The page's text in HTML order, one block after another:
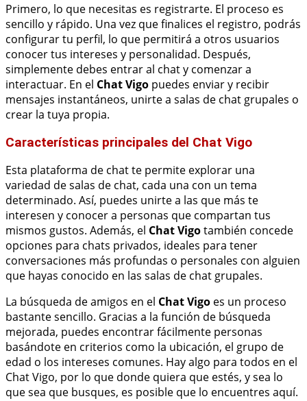
Primero, lo que necesitas es registrarte. El proceso es
sencillo y rápido. Una vez que finalices el registro, podrás
configurar tu perfil, lo que permitirá a otros usuarios
conocer tus intereses y personalidad. Después,
simplemente debes entrar al chat y comenzar a
interactuar. En el Chat Vigo puedes enviar y recibir
mensajes instantáneos, unirte a salas de chat grupales o
crear la tuya propia.
Características principales del Chat Vigo
Esta plataforma de chat te permite explorar una
variedad de salas de chat, cada una con un tema
determinado. Así, puedes unirte a las que más te
interesen y conocer a personas que compartan tus
mismos gustos. Además, el Chat Vigotambién concede
opciones para chats privados, ideales para tener
conversaciones más profundas o personales con alguien
que hayas conocido en las salas de chat grupales.
La búsqueda de amigos en el Chat Vigo es un proceso
bastante sencillo. Gracias a la función de búsqueda
mejorada, puedes encontrar fácilmente personas
basándote en criterios como la ubicación, el grupo de
edad o los intereses comunes. Hay algo para todos en el
Chat Vigo, por lo que donde quiera que estés, y sea lo
que sea que busques, es posible que lo encuentres aquí.